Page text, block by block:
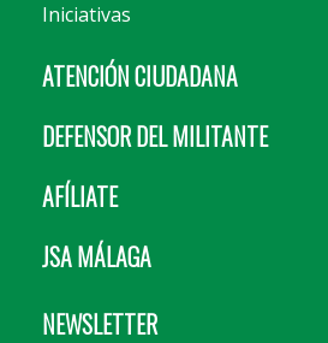
Iniciativas
ATENCIÓN CIUDADANA
DEFENSOR DEL MILITANTE
AFÍLIATE
JSA MÁLAGA
NEWSLETTER